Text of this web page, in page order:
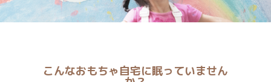
こんなおもちゃ自宅に眠っていません